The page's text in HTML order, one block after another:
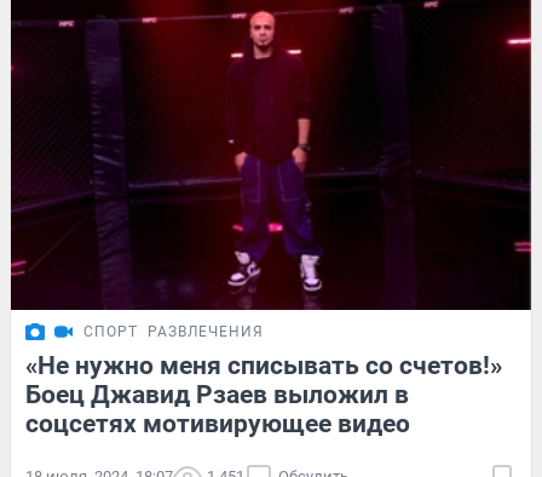
СПОРТ РАЗВЛЕЧЕНИЯ
«Не нужно меня списывать со счетов!»
Боец Джавид Рзаев выложил в
соцсетях мотивирующее видео